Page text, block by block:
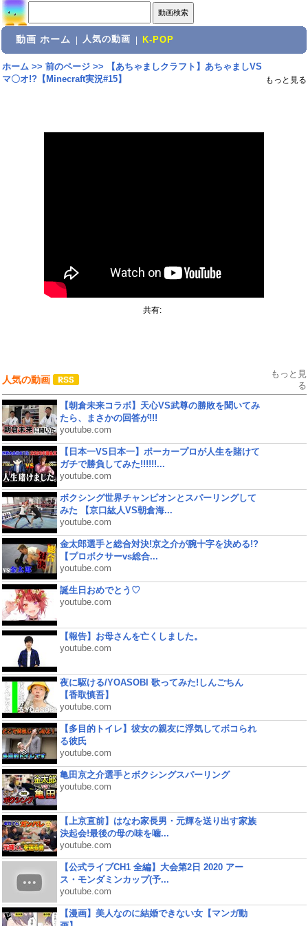
動画 ホーム 人気の動画 K-POP
ホーム>> 前のページ>>
【あちゃましクラフト】あちゃましVS
マ〇オ!?【Minecraft実況#15】
もっと見る
共有:
人気の動画
もっと見
る
【朝倉未来コラボ】天心VS武尊の勝敗を聞いてみ
たら、まさかの回答が!!!
youtube.com
【日本一VS日本一】ポーカープロが人生を賭けて
ガチで勝負してみた!!!!!!...
youtube.com
ボクシング世界チャンピオンとスパーリングして
みた 【京口紘人VS朝倉海...
youtube.com
金太郎選手と総合対決!京之介が腕十字を決める!?
【プロボクサーvs総合...
youtube.com
誕生日おめでとう♡
youtube.com
【報告】お母さんを亡くしました。
youtube.com
夜に駆ける/YOASOBI 歌ってみた!しんごちん
【香取慎吾】
youtube.com
【多目的トイレ】彼女の親友に浮気してボコられ
る彼氏
youtube.com
亀田京之介選手とボクシングスパーリング
youtube.com
【上京直前】はなわ家長男・元輝を送り出す家族
決起会!最後の母の味を噛...
youtube.com
【公式ライブCH1 全編】大会第2日 2020 アー
ス・モンダミンカップ(予...
youtube.com
【漫画】美人なのに結婚できない女【マンガ動